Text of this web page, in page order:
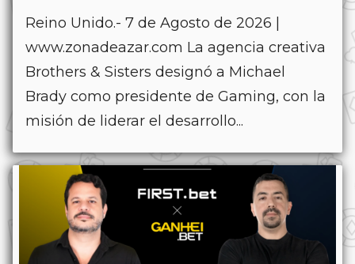
Reino Unido.- 7 de Agosto de 2026 |
www.zonadeazar.com La agencia creativa
Brothers & Sisters designó a Michael
Brady como presidente de Gaming, con la
misión de liderar el desarrollo...